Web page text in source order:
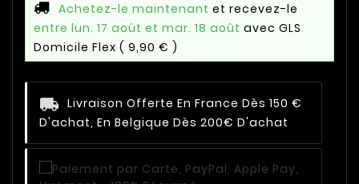
Achetez-le maintenant et recevez-le
entre lun. 17 août et mar. 18 août avec GLS
Domicile Flex ( 9,90 € )
Livraison Offerte En France Dès 150 €
D'achat, En Belgique Dès 200€ D'achat